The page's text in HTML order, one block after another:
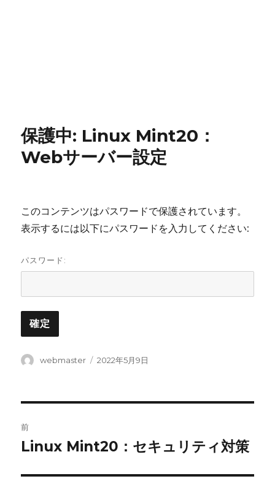
保護中: Linux Mint20：
Webサーバー設定
このコンテンツはパスワードで保護されています。
表示するには以下にパスワードを入力してください:
パスワード:
投
webmaster
投
2022年5月9日
稿
前
投
Linux Mint20：セキュリティ対策